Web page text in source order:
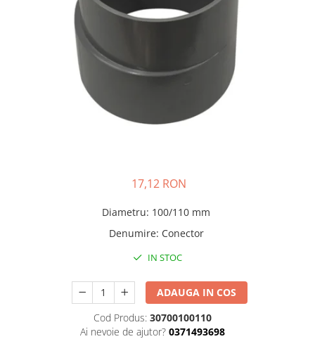
Raccorduri Flexibile
Rezervoare-Sifoane-Racorduri
17,12 RON
Diametru: 100/110 mm
Denumire: Conector
IN STOC
ADAUGA IN COS
Cod Produs: 30700100110
Ai nevoie de ajutor? 0371493698